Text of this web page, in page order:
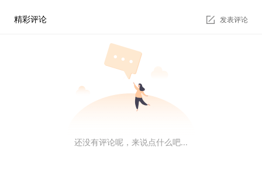
一开始 CFX 冲高回落时，很多社区成员认为这都是早期投资
时间点提前解锁 Token 感到非常不解，纷纷在社群里表达自
己的不满情绪，甚至有人质猜疑团队在出货……
很快，创始人@Fan_Long也在论坛回复，很多社群成员才
精彩评论 发表评论
还没有评论呢，来说点什么吧...